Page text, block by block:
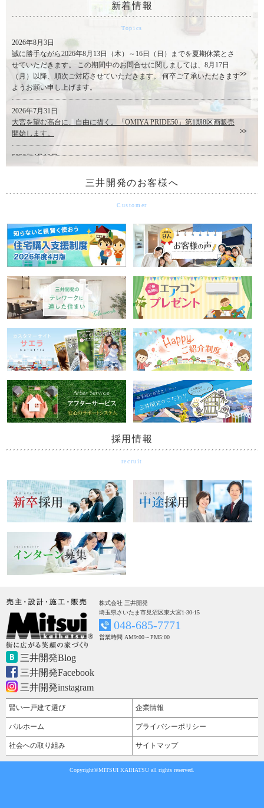
新着情報
Topics
2026年8月3日
誠に勝手ながら2026年8月13日（木）～16日（日）までを夏期休業とさ
せていただきます。 この期間中のお問合せに関しましては、8月17日
（月）以降、順次ご対応させていただきます。 何卒ご了承いただきます
ようお願い申し上げます。
2026年7月31日
大宮を望む高台に、自由に描く。「OMIYA PRIDE50」第1期8区画販売
開始します。
2026年4月10日
『建築条件なし売地 白岡市小久喜』おかげさまで完売致しました。たく
さんのお問合せ誠にありがとうございました。
お問合せ誠にありがとうございました。
2026年3月9日
『パークヒルズ岩槻』おかげさまで完売致しました。たくさんのお問合
2026年2月13日
お好きな時期に自由なハウスメーカーで建てられる建築条件なし売地
「白岡市小久喜」販売開始いたします。
2025年12月27日
誠に勝手ながら2025年12月27日（土）～2026年1月4日（日）までを冬期
休業とさせていただきます。 この期間中のお問合せに関しましては、1
きますようお願い申し上げます。
2025年12月1日
浴室乾燥機やリビング用エアコンが選んでもらえる冬のご成約キャンペ
した。たくさんのお問合せ誠にありがとうございました。
2025年9月3日
ZEH水準省エネ住宅ページを公開いたしました。これからの住まい選び
にぜひお役立てください。
三井開発のお客様へ
Customer
採用情報
recruit
株式会社 三井開発
埼玉県さいたま市見沼区東大宮1-30-15
048-685-7771
営業時間 AM9:00～PM5:00
三井開発Blog
三井開発Facebook
三井開発instagram
賢い一戸建て選び
パルホーム
社会への取り組み
企業情報
プライバシーポリシー
サイトマップ
Copyright©MITSUI KAIHATSU all rights reserved.